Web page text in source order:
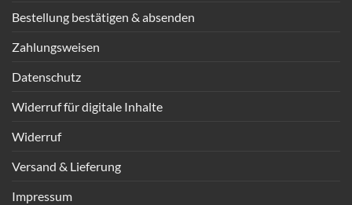
Bestellung bestätigen & absenden
Zahlungsweisen
Datenschutz
Widerruf für digitale Inhalte
Widerruf
Versand & Lieferung
Impressum